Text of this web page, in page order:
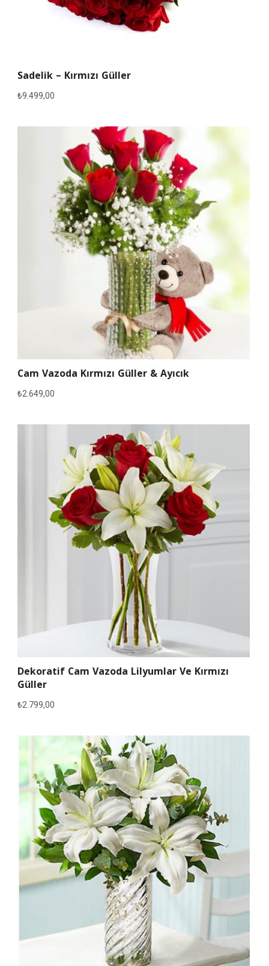
Sadelik – Kırmızı Güller
₺9.499,00
Cam Vazoda Kırmızı Güller & Ayıcık
₺2.649,00
Dekoratif Cam Vazoda Lilyumlar Ve Kırmızı
Güller
₺2.799,00